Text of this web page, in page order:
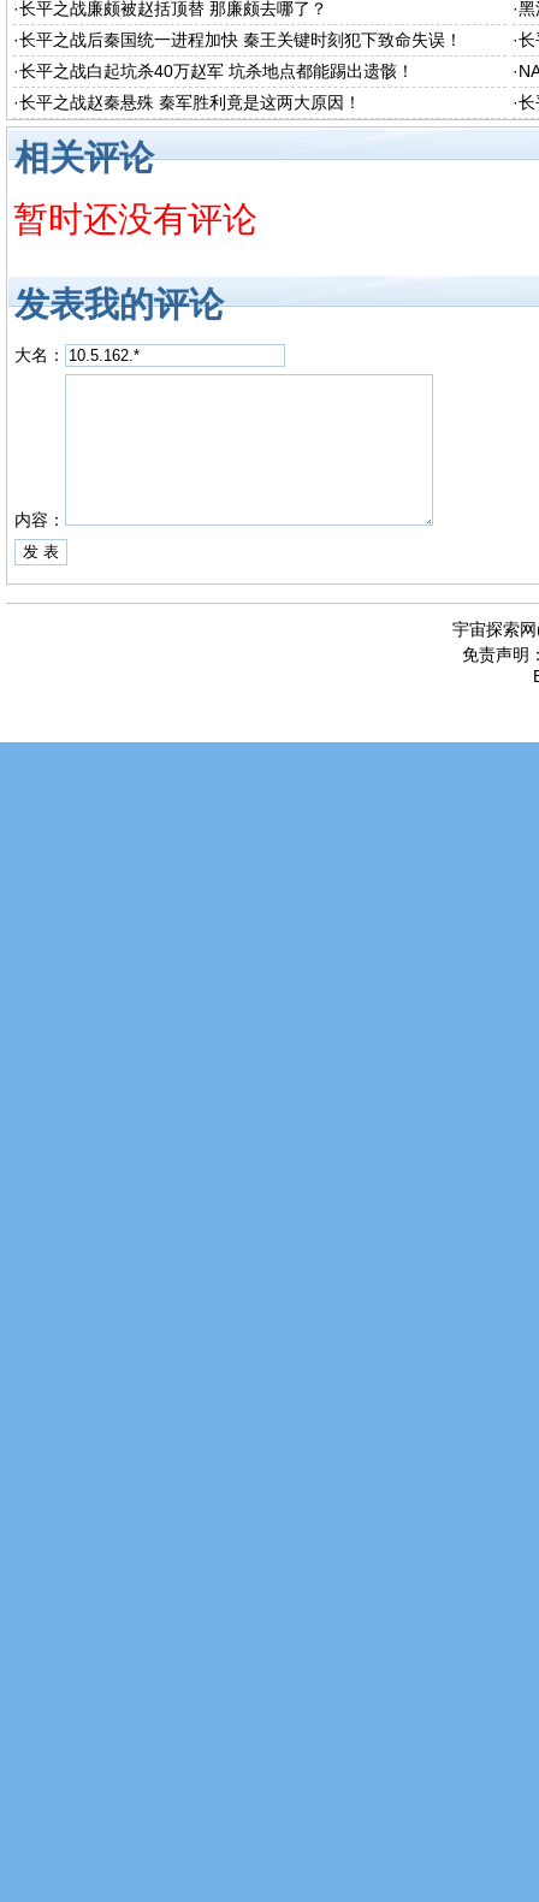
·长平之战廉颇被赵括顶替 那廉颇去哪了？ ·黑
·长平之战后秦国统一进程加快 秦王关键时刻犯下致命失误！ ·长
·长平之战白起坑杀40万赵军 坑杀地点都能踢出遗骸！ ·
·长平之战赵秦悬殊 秦军胜利竟是这两大原因！ ·长
相关评论
暂时还没有评论
发表我的评论
大名：
内容：
宇宙探索
免责声明